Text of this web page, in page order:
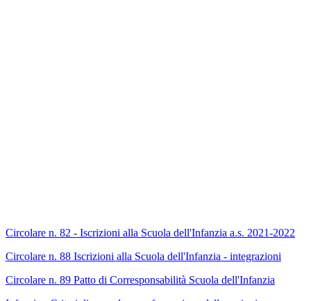
Circolare n. 82 - Iscrizioni alla Scuola dell'Infanzia a.s. 2021-2022
Circolare n. 88 Iscrizioni alla Scuola dell'Infanzia - integrazioni
Circolare n. 89 Patto di Corresponsabilità Scuola dell'Infanzia